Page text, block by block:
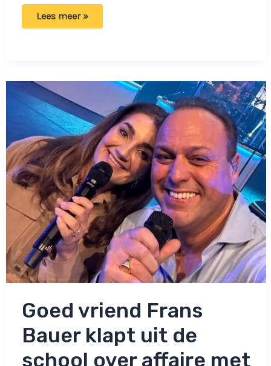
Terminaal
‘Ik
heb
haar
niets
misdaan’
Lees meer »
Goed vriend Frans
Bauer klapt uit de
school over affaire met